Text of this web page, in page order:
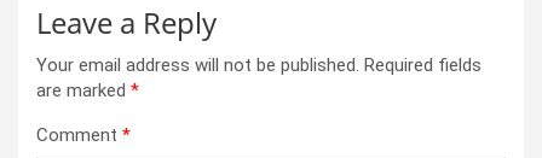
Leave a Reply
Your email address will not be published. Required fields
are marked *
Comment *